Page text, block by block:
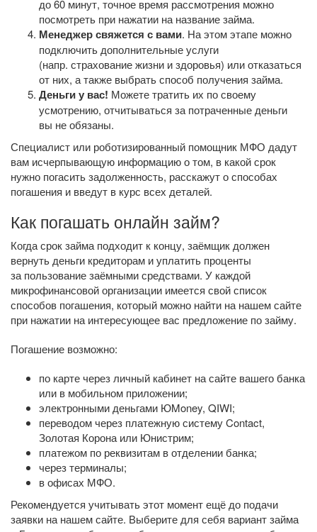
до 60 минут, точное время рассмотрения можно
посмотреть при нажатии на название займа.
Менеджер свяжется с вами. На этом этапе можно
подключить дополнительные услуги
(напр. страхование жизни и здоровья) или отказаться
от них, а также выбрать способ получения займа.
Деньги у вас! Можете тратить их по своему
усмотрению, отчитываться за потраченные деньги
вы не обязаны.
Специалист или роботизированный помощник МФО дадут
вам исчерпывающую информацию о том, в какой срок
нужно погасить задолженность, расскажут о способах
погашения и введут в курс всех деталей.
Как погашать онлайн займ?
Когда срок займа подходит к концу, заёмщик должен
вернуть деньги кредиторам и уплатить проценты
за пользование заёмными средствами. У каждой
микрофинансовой организации имеется свой список
способов погашения, который можно найти на нашем сайте
при нажатии на интересующее вас предложение по займу.
Погашение возможно:
по карте через личный кабинет на сайте вашего банка
или в мобильном приложении;
электронными деньгами ЮMoney, QIWI;
переводом через платежную систему Contact,
Золотая Корона или Юнистрим;
платежом по реквизитам в отделении банка;
через терминалы;
в офисах МФО.
Рекомендуется учитывать этот момент ещё до подачи
заявки на нашем сайте. Выберите для себя вариант займа